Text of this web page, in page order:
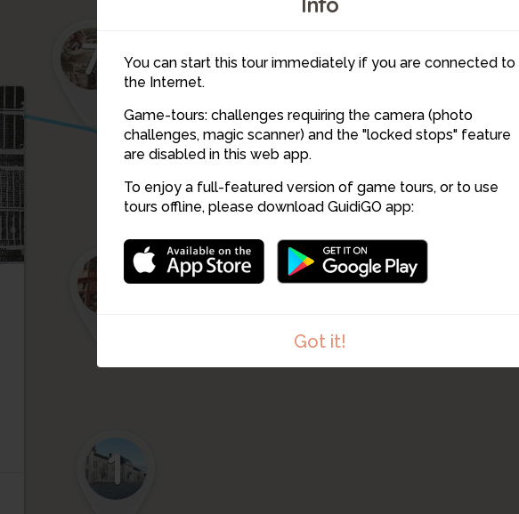
You can start this tour immediately if you are connected to
the Internet.
Game-tours: challenges requiring the camera (photo
challenges, magic scanner) and the "locked stops" feature
are disabled in this web app.
To enjoy a full-featured version of game tours, or to use
tours offline, please download GuidiGO app:
Got it!
9
8
7
1